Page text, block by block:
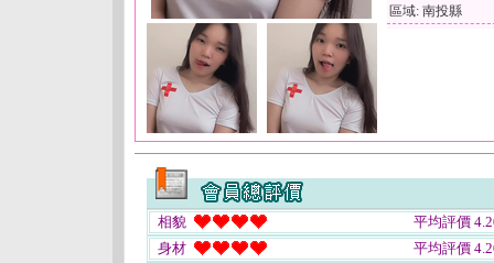
區域: 南投縣
相貌
平均評價
身材
平均評價